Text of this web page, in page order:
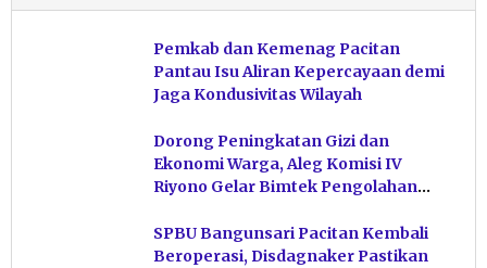
Pemkab dan Kemenag Pacitan
Pantau Isu Aliran Kepercayaan demi
Jaga Kondusivitas Wilayah
Dorong Peningkatan Gizi dan
Ekonomi Warga, Aleg Komisi IV
Riyono Gelar Bimtek Pengolahan
SPBU Bangunsari Pacitan Kembali
Beroperasi, Disdagnaker Pastikan